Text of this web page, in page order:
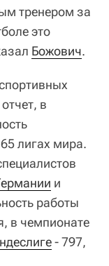
тренером за
это
Божович.
в
лигах мира.
и
работы
в чемпионате
- 797,